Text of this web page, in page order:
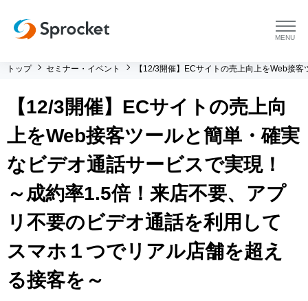
menu
プラットフォーム トップ
コンサルティング
コンサルティング トップ
運用支援 トップ
メソッド トップ
導入事例
よくある質問
会社情報
会社情報 トップ
セミナー・イベント
トップ セミナー・イベント 【12/3開催】ECサイトの売上向上をWeb接
【12/3開催】ECサイトの売上向
上をWeb接客ツールと簡単・確実
なビデオ通話サービスで実現！
～成約率1.5倍！来店不要、アプ
リ不要のビデオ通話を利用して
スマホ１つでリアル店舗を超え
る接客を～